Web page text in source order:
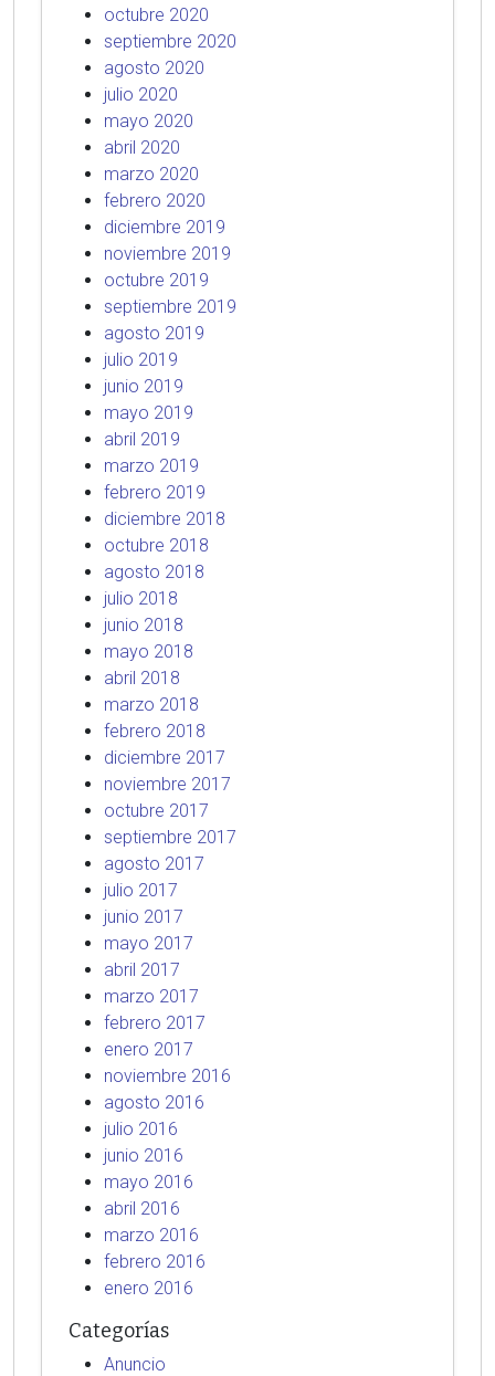
octubre 2020
septiembre 2020
agosto 2020
julio 2020
mayo 2020
abril 2020
marzo 2020
febrero 2020
diciembre 2019
noviembre 2019
octubre 2019
septiembre 2019
agosto 2019
julio 2019
junio 2019
mayo 2019
abril 2019
marzo 2019
febrero 2019
diciembre 2018
octubre 2018
agosto 2018
julio 2018
junio 2018
mayo 2018
abril 2018
marzo 2018
febrero 2018
diciembre 2017
noviembre 2017
octubre 2017
septiembre 2017
agosto 2017
julio 2017
junio 2017
mayo 2017
abril 2017
marzo 2017
febrero 2017
enero 2017
noviembre 2016
agosto 2016
julio 2016
junio 2016
mayo 2016
abril 2016
marzo 2016
febrero 2016
enero 2016
Categorías
Anuncio